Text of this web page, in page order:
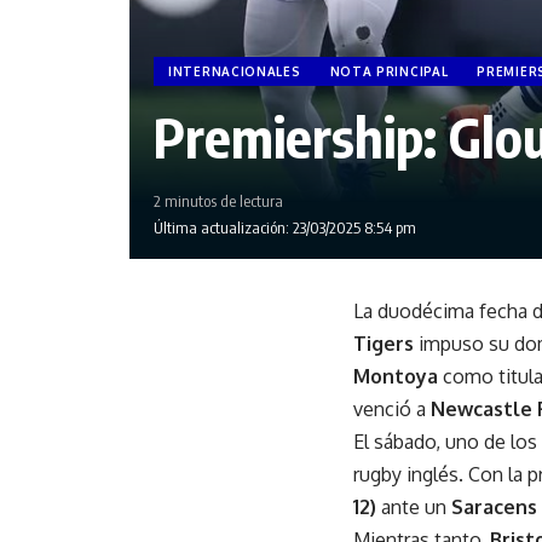
INTERNACIONALES NOTA PRINCIPAL
Premiership:
Última actualización: 23/03/2025 8:54 pm
2 minutos de lectura
La duodécima fecha
Tigers impuso su
Montoya como
venció a Newcastle
El sábado, uno de
rugby inglés. Con la
12) ante un Saracens